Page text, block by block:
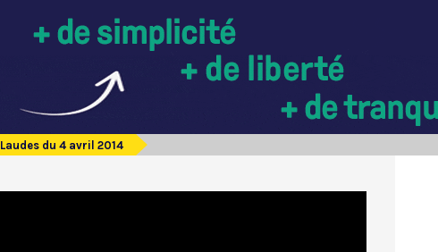
Laudes du 4 avril 2014